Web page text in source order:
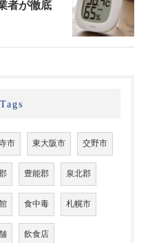
者が徹底
Tags
市 東大阪市 交野市
豊能郡 泉北郡
食中毒 札幌市
飲食店